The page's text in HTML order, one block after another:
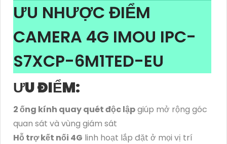
ƯU NHƯỢC ĐIỂM
CAMERA 4G IMOU IPC-
S7XCP-6M1TED-EU
ƯU ĐIỂM:
2 ống kính quay quét độc lậpgiúp mở rộng góc
quan sát và vùng giám sát
Hỗ trợ kết nối 4G linh hoạt lắp đặt ở mọi vị trí